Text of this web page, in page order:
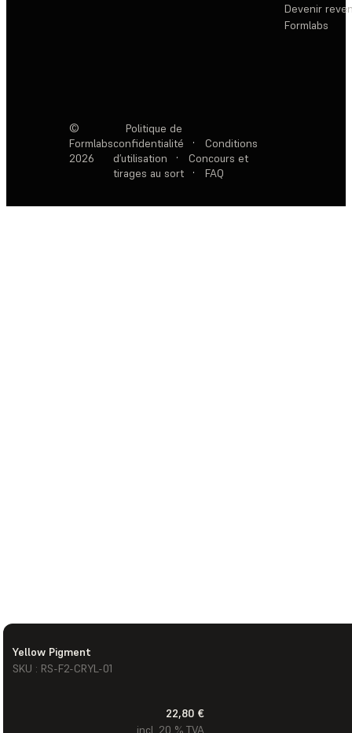
Yellow Pigment
SKU : RS-F2-CRYL-01
22,80 €
incl. 20 % TVA
Devenir
Formlabs
©
Formlabs
2026
Politique de
confidentialité
·
Conditions
d’utilisation
·
Concours et
tirages au sort
· FAQ